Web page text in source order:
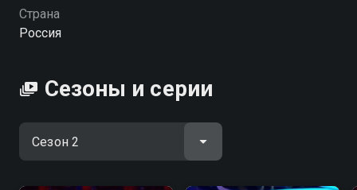
смеются вы можете совершенно бесплатно в
хорошем HD качестве на Смотрёшке
Страна
Россия
Сезоны и серии